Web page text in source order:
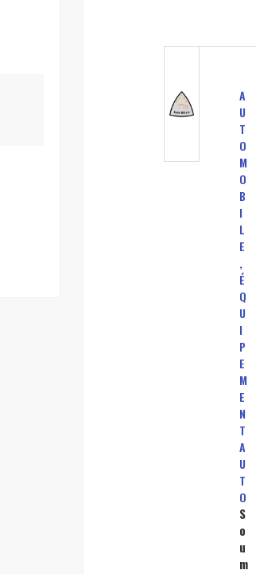
A
U
T
O
M
O
B
I
L
E
,
É
Q
U
I
P
E
M
E
N
T
A
U
T
O
S
o
u
m